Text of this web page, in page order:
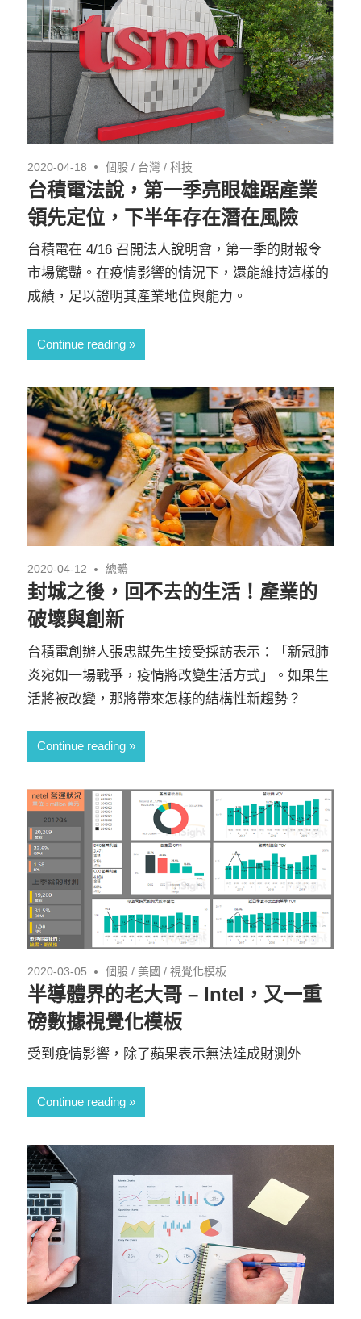
2020-04-18 個股 / 台灣 /科技
台積電法說，第一季亮眼雄踞產業
領先定位，下半年存在潛在風險
台積電在 4/16 召開法人說明會，第一季的財報令
市場驚豔。在疫情影響的情況下，還能維持這樣的
成績，足以證明其產業地位與能力。
Continue reading
2020-04-12 總體
封城之後，回不去的生活！產業的
破壞與創新
台積電創辦人張忠謀先生接受採訪表示：「新冠肺
炎宛如一場戰爭，疫情將改變生活方式」。如果生
活將被改變，那將帶來怎樣的結構性新趨勢？
Continue reading
2020-03-05 個股 /美國 /視覺化模板
半導體界的老大哥 – Intel，又一重
磅數據視覺化模板
受到疫情影響，除了蘋果表示無法達成財測外
Continue reading